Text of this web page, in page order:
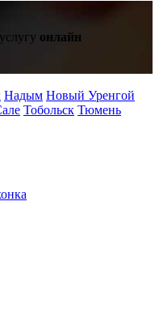
онлайн
Надым Новый Уренгой
Тобольск Тюмень